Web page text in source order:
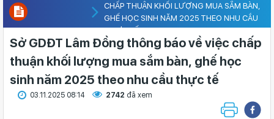
CHẤP THUẬN KHỐI LƯỢNG MUA SẮM BÀN,
GHẾ HỌC SINH NĂM 2025 THEO NHU CẦU
THỰC TẾ
Sở GDĐT Lâm Đồng thông báo về việc chấp
thuận khối lượng mua sắm bàn, ghế học
sinh năm 2025 theo nhu cầu thực tế
03.11.2025 08:14 2742 đã xem